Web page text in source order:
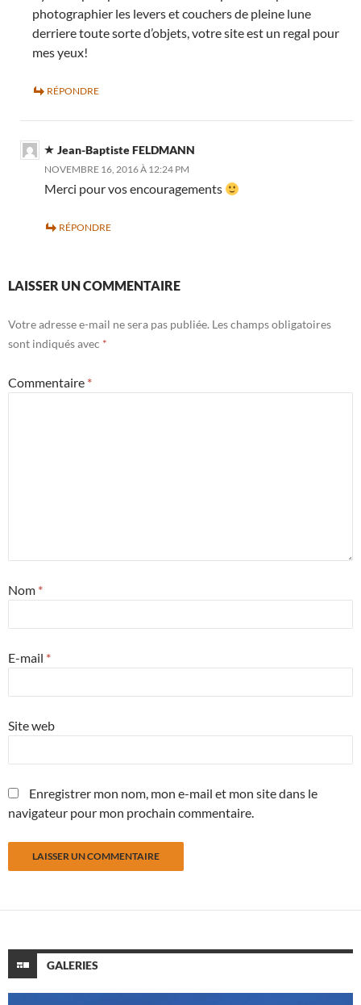
photographier les levers et couchers de pleine lune
derriere toute sorte d’objets, votre site est un regal pour
mes yeux!
RÉPONDRE
Jean-Baptiste FELDMANN
NOVEMBRE 16, 2016 À 12:24 PM
Merci pour vos encouragements
RÉPONDRE
LAISSER UN COMMENTAIRE
Votre adresse e-mail ne sera pas publiée. Les champs obligatoires
sont indiqués avec *
Commentaire *
Nom *
E-mail *
Site web
Enregistrer mon nom, mon e-mail et mon site dans le
navigateur pour mon prochain commentaire.
GALERIES